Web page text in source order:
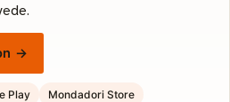
→
Play Mondadori Store